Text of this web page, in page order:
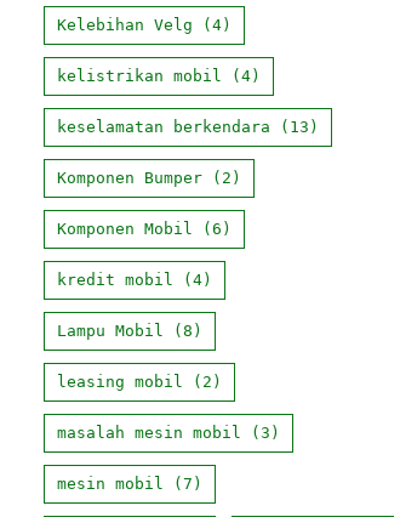
Kelebihan Velg (4)
kelistrikan mobil (4)
keselamatan berkendara (13)
Komponen Bumper (2)
Komponen Mobil (6)
kredit mobil (4)
Lampu Mobil (8)
leasing mobil (2)
masalah mesin mobil (3)
mesin mobil (7)